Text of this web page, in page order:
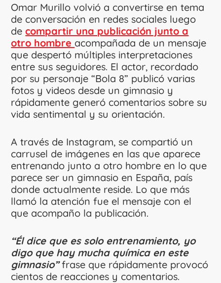
Omar Murillo volvió a convertirse en tema
de conversación en redes sociales luego
decompartir una publicación junto a
otro hombre acompañada de un mensaje
que despertó múltiples interpretaciones
entre sus seguidores. El actor, recordado
por su personaje “Bola 8” publicó varias
fotos y videos desde un gimnasio y
rápidamente generó comentarios sobre su
vida sentimental y su orientación.
A través de Instagram, se compartió un
carrusel de imágenes en las que aparece
entrenando junto a otro hombre en lo que
parece ser un gimnasio en España, país
donde actualmente reside. Lo que más
llamó la atención fue el mensaje con el
que acompaño la publicación.
“Él dice que es solo entrenamiento, yo
digo que hay mucha química en este
gimnasio”frase que rápidamente provocó
cientos de reacciones y comentarios.